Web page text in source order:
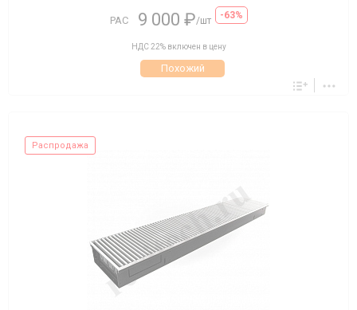
РАС 9 000 ₽/шт -63%
НДС 22% включен в цену
Похожий
Распродажа